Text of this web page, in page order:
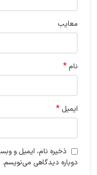
معایب
نام*
ایمیل *
ذخیره نام، ایمیل و
دوباره دیدگاهی می‌نویسم.